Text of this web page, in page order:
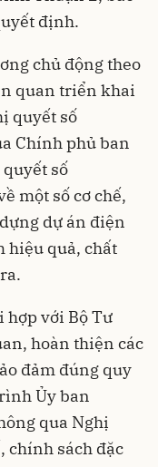
định.
chủ động theo
quan triển khai
quyết số
Chính phủ ban
số
một số cơ chế,
dự án điện
hiệu quả, chất
hợp với Bộ Tư
hoàn thiện các
đảm đúng quy
Ủy ban
qua Nghị
chính sách đặc